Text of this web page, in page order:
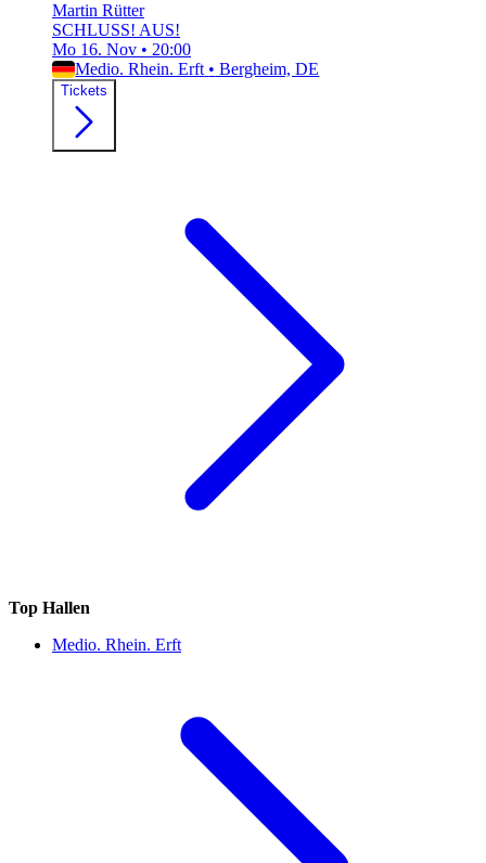
Martin Rütter
SCHLUSS! AUS!
Mo 16. Nov • 20:00
Medio. Rhein. Erft • Bergheim, DE
Tickets
Top Hallen
Medio. Rhein. Erft